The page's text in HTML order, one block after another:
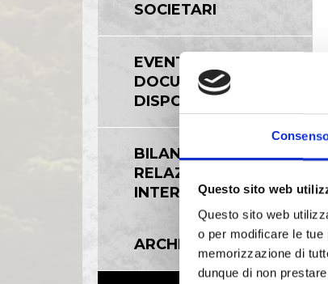
Questo sito web
Questo sito web
o per modificare le
memorizzazione di
dunque di non
SOCIETARI
EVENTI E
DOCUMENTAZIONE
DISPONIBILE
BILANCI E
RELAZIONI
INTERMEDIE
ARCHIVIO 2006